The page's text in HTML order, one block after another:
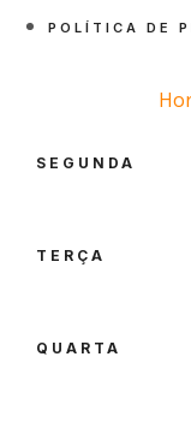
POLÍTICA DE
SEGUNDA
TERÇA
QUARTA